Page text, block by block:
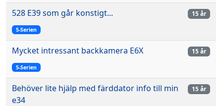
528 E39 som går konstigt...
5-Serien
15 år
Mycket intressant backkamera E6X
5-Serien
15 år
Behöver lite hjälp med färddator info till min
e34
15 år